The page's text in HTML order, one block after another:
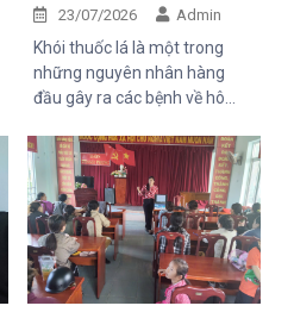
23/07/2026
Admin
Khói thuốc lá là một trong
những nguyên nhân hàng
đầu gây ra các bệnh về hô
Điều đáng lo ngại là không chỉ
người hút thuốc bị ảnh hưởng
mà những người xung quanh,
đặc biệt là trẻ em, phụ nữ
mang thai và người cao tuổi,
cũng phải đối mặt với nhiều
nguy cơ sức khỏe do hít phải